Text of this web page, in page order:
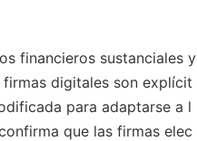
financieros sustanciales y
digitales son explícit
para adaptarse a l
que las firmas elec